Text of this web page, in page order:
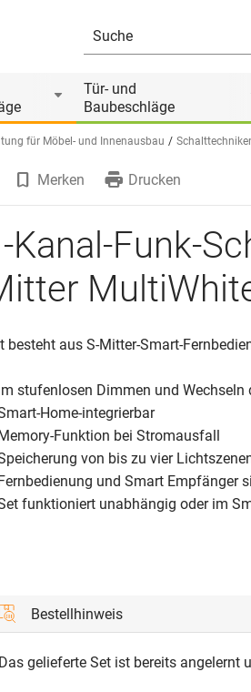
Tür- und
Baubeschläge
für Möbel- und Innenausbau
Zubehör von
Merken Drucken
Kanal-Funk-
besteht aus S-Mitter-Smart-
stufenlosen Dimmen und
Home-integrierbar
Funktion bei Stromausfall
von bis zu vier
und Smart Empfänger
funktioniert unabhängig oder im
Bestellhinweis
Das gelieferte Set ist bereits angelernt